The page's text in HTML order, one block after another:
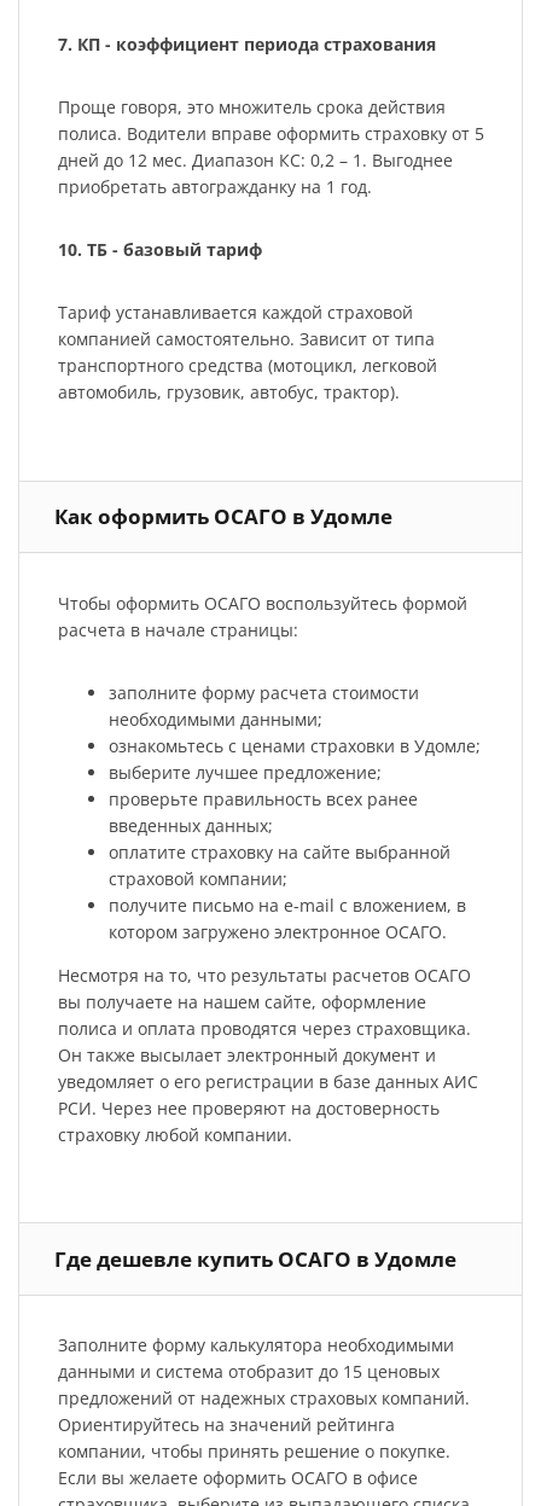
7. КП - коэффициент периода страхования
Проще говоря, это множитель срока действия
полиса. Водители вправе оформить страховку от 5
дней до 12 мес. Диапазон КС: 0,2 – 1. Выгоднее
приобретать автогражданку на 1 год.
10. ТБ - базовый тариф
Тариф устанавливается каждой страховой
компанией самостоятельно. Зависит от типа
транспортного средства (мотоцикл, легковой
автомобиль, грузовик, автобус, трактор).
Как оформить ОСАГО в Удомле
Чтобы оформить ОСАГО воспользуйтесь формой
расчета в начале страницы:
заполните форму расчета стоимости
необходимыми данными;
ознакомьтесь с ценами страховки в Удомле;
выберите лучшее предложение;
проверьте правильность всех ранее
введенных данных;
оплатите страховку на сайте выбранной
страховой компании;
получите письмо на e-mail с вложением, в
котором загружено электронное ОСАГО.
Несмотря на то, что результаты расчетов ОСАГО
вы получаете на нашем сайте, оформление
полиса и оплата проводятся через страховщика.
Он также высылает электронный документ и
уведомляет о его регистрации в базе данных АИС
РСИ. Через нее проверяют на достоверность
страховку любой компании.
Где дешевле купить ОСАГО в Удомле
Заполните форму калькулятора необходимыми
данными и система отобразит до 15 ценовых
предложений от надежных страховых компаний.
Ориентируйтесь на значений рейтинга
компании, чтобы принять решение о покупке.
Если вы желаете оформить ОСАГО в офисе